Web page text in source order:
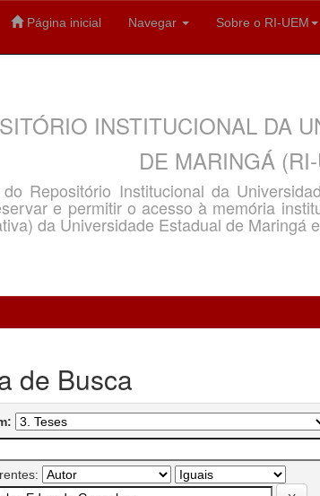
Página inicial Navegar Sobre o RI-UEM
INSTITUCIONAL DA
DE MARINGÁ
Repositório Institucional da
e permitir o acesso à memória
da Universidade Estadual de Maringá
de Busca